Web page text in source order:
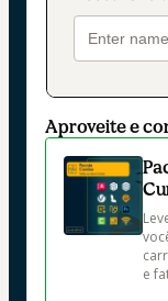
Aproveite e
e